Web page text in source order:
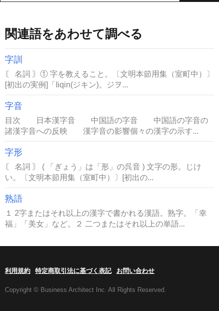
関連語をあわせて調べる
字訓
〘 名詞 〙① 字を教えること。〔文明本節用集（室町中）〕
[初出の実例]「Iiqin(ジキン)。ジヲ...
字音
目次 日本漢字音 中国語の字音 中国語の字音の
諸漢字音への反映 漢字音の影響個々の漢字の示す...
字形
〘 名詞 〙 ( 「ぎょう」は「形」の呉音 ) 文字の形。じけ
い。〔文明本節用集（室町中）〕[初出の...
熟語
１ 2字またはそれ以上の漢字で書かれる漢語。熟字。「幸
福」「美女」など。２ 二つまたはそれ以上の単語...
利用規約 特定商取引法に基づく表記 お問い合わせ
Copyright © Business Architect Inc. All Rights Reserved.